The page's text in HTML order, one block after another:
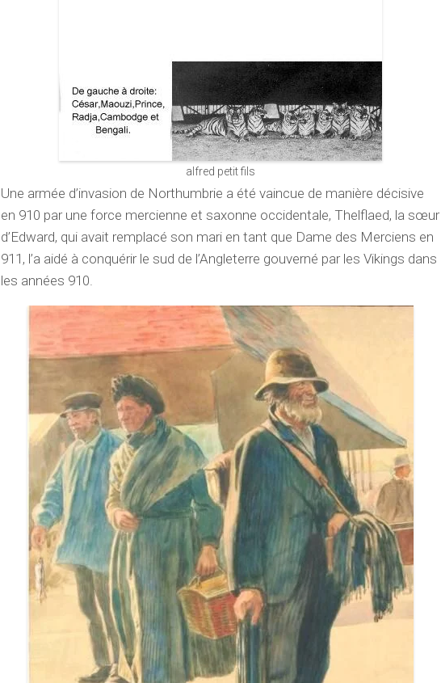
alfred petit fils
Une armée d’invasion de Northumbrie a été vaincue de manière décisive
en 910 par une force mercienne et saxonne occidentale, Thelflaed, la sœur
d’Edward, qui avait remplacé son mari en tant que Dame des Merciens en
911, l’a aidé à conquérir le sud de l’Angleterre gouverné par les Vikings dans
les années 910.